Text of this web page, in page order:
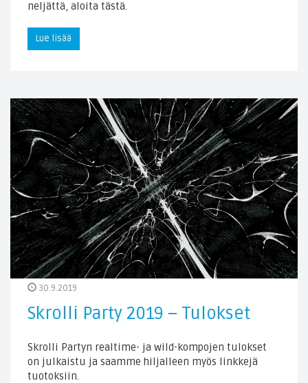
neljättä, aloita tästä.
Lue lisää
30.9.2019
Skrolli Party 2019 – Tulokset
Skrolli Partyn realtime- ja wild-kompojen tulokset
on julkaistu ja saamme hiljalleen myös linkkejä
tuotoksiin.